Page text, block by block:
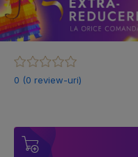
0 (0 review-uri)